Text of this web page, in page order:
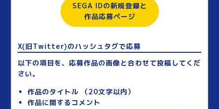
SEGA IDの新規登録と
作品応募ページ
X(旧Twitter)のハッシュタグで応募
以下の項目を、応募作品の画像と合わせて投稿してくだ
さい。
作品のタイトル （20文字以内）
作品に関するコメント